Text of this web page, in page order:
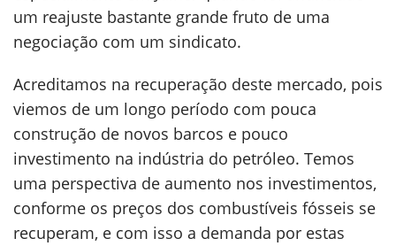
um reajuste bastante grande fruto de uma
negociação com um sindicato.
Acreditamos na recuperação deste mercado, pois
viemos de um longo período com pouca
construção de novos barcos e pouco
investimento na indústria do petróleo. Temos
uma perspectiva de aumento nos investimentos,
conforme os preços dos combustíveis fósseis se
recuperam, e com isso a demanda por estas